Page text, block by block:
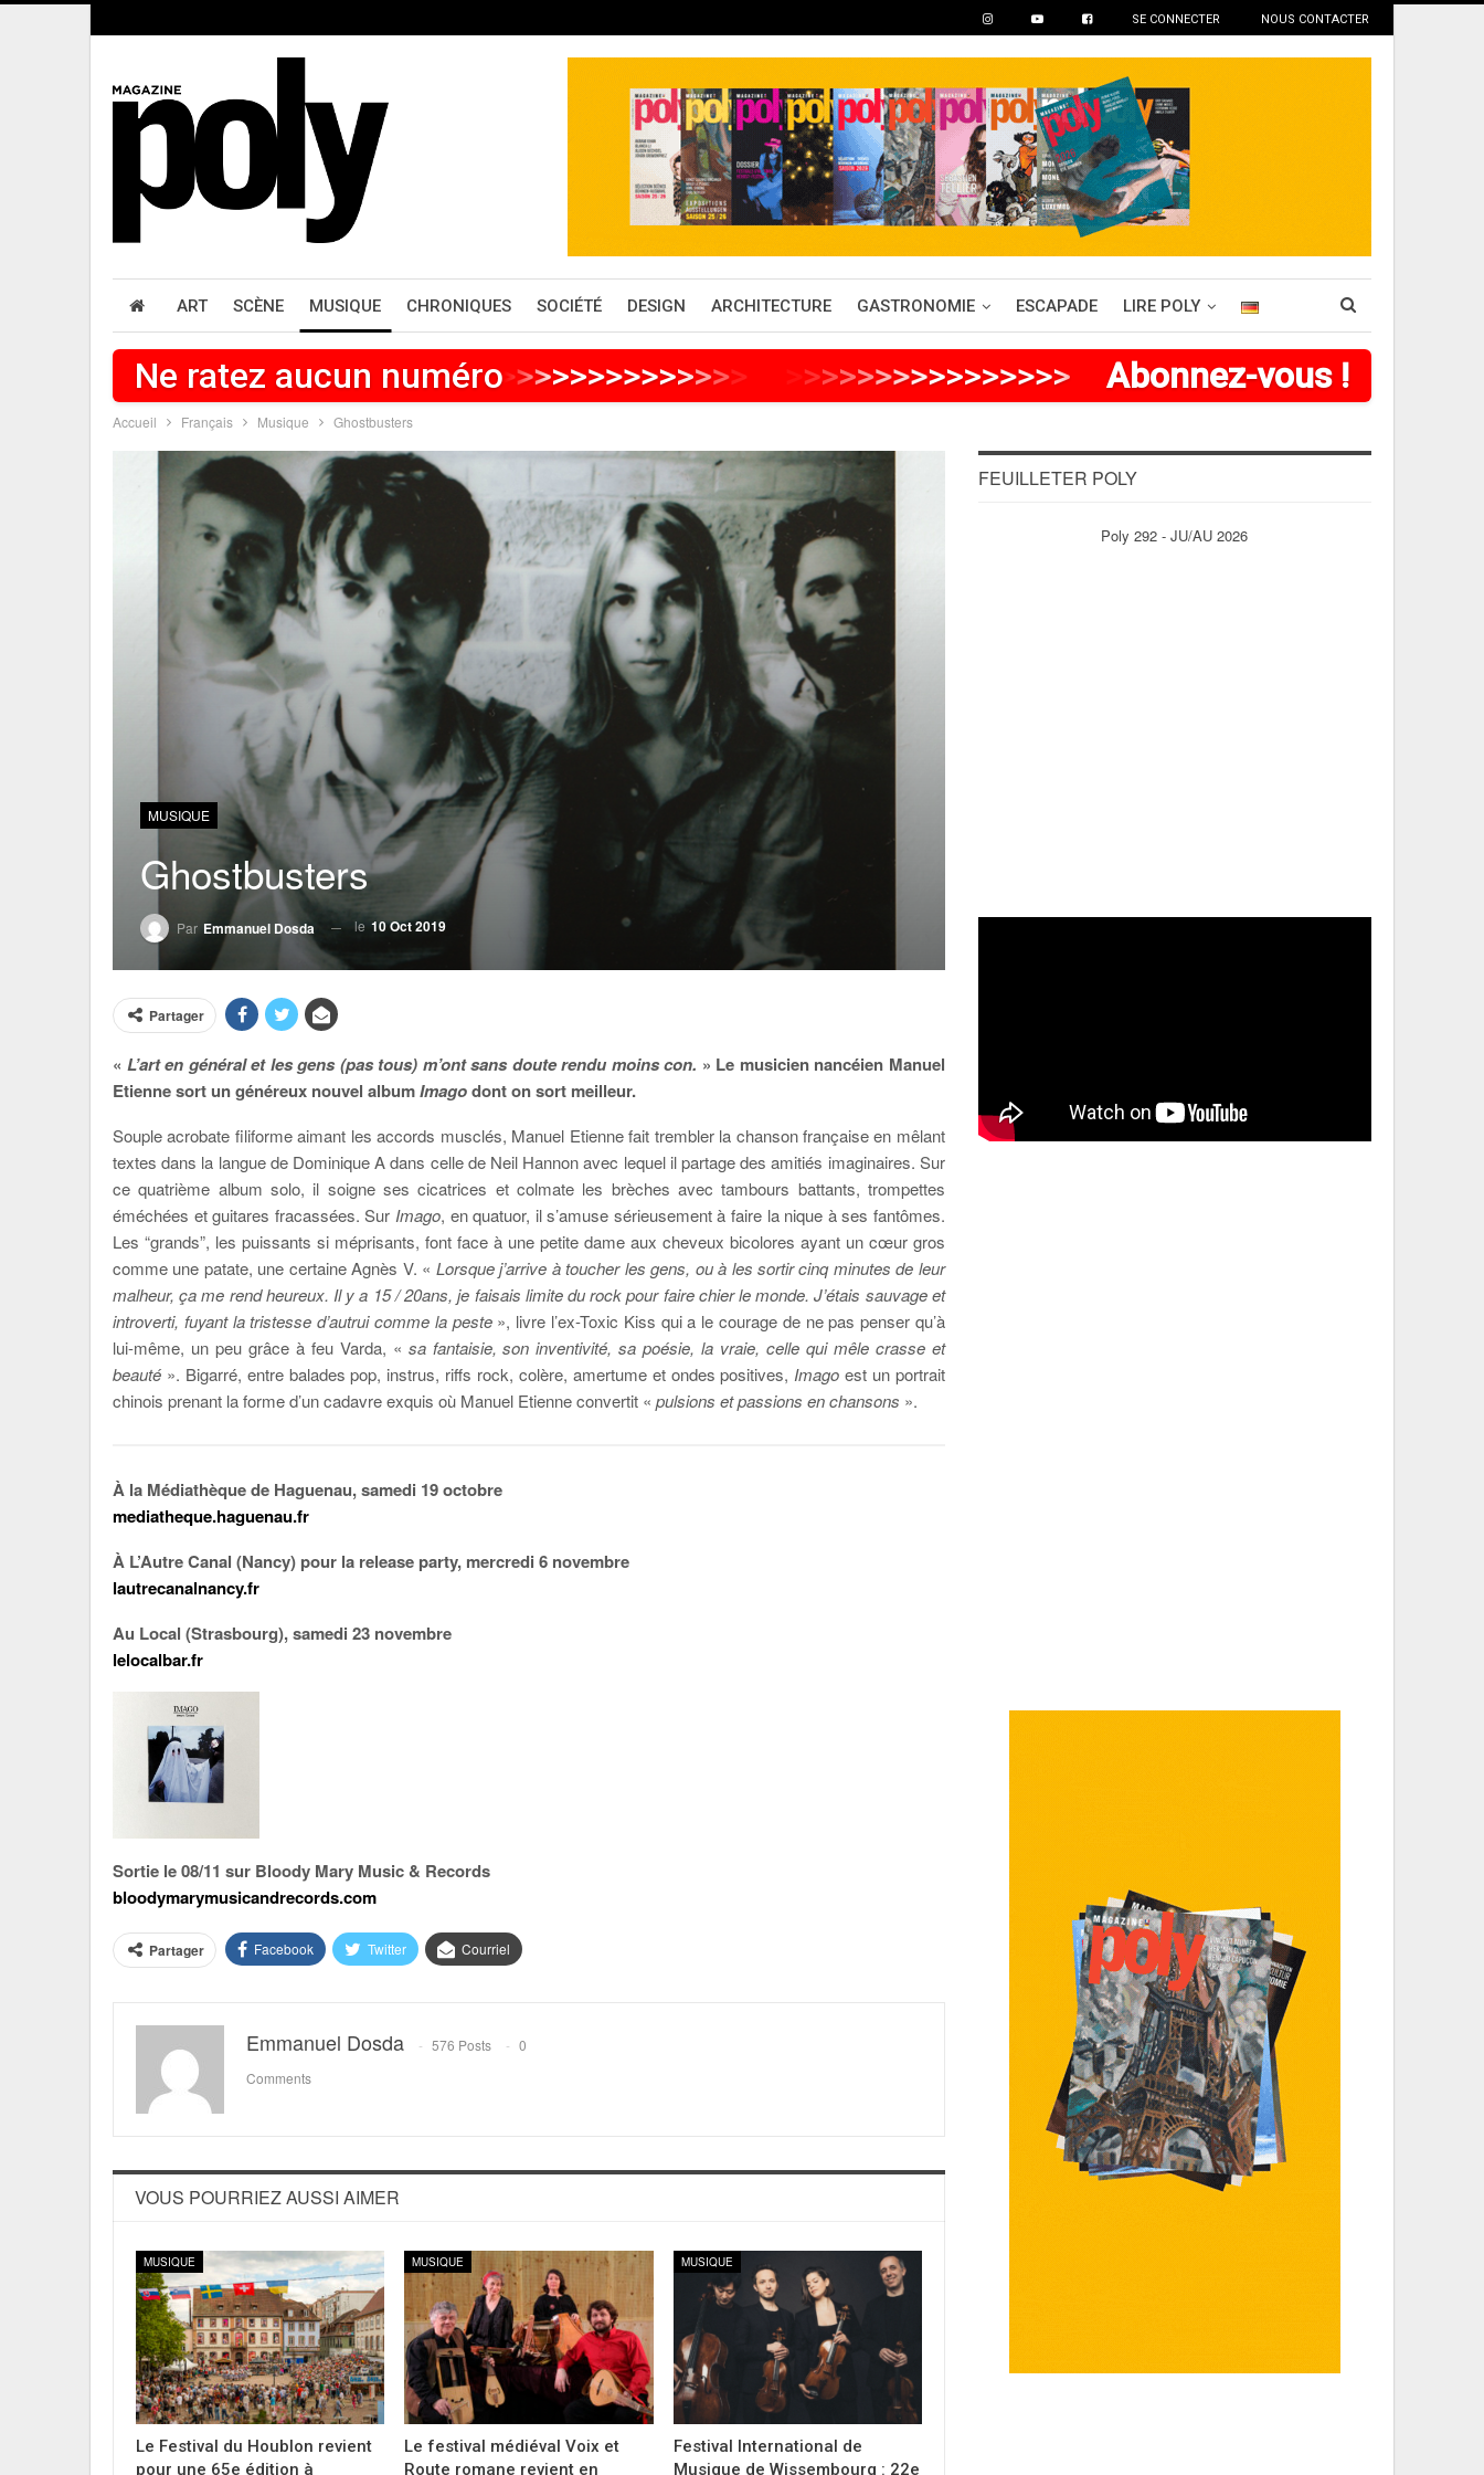
SE CONNECTER NOUS CONTACTER
ART SCÈNE MUSIQUE CHRONIQUES SOCIÉTÉ DESIGN ARCHITECTURE GASTRONOMIE ESCAPADE LIRE POLY
Ne ratez aucun numéro>>>>>>>>>>>>>> >>>>>>> >>>>>>> Abonnez-vous !
Accueil Français Musique Ghostbusters
MUSIQUE
Ghostbusters
Par Emmanuel Dosda le 10 Oct 2019
Partager
« L’art en général et les gens (pas tous) m’ont sans doute rendu moins con. » Le musicien nancéien Manuel
Etienne sort un généreux nouvel albumImagodont on sort meilleur.
Souple acrobate filiforme aimant les accords musclés, Manuel Etienne fait trembler la chanson française en mêlant
textes dans la langue de Dominique A dans celle de Neil Hannon avec lequel il partage des amitiés imaginaires. Sur
ce quatrième album solo, il soigne ses cicatrices et colmate les brèches avec tambours battants, trompettes
éméchées et guitares fracassées. Sur Imago, en quatuor, il s’amuse sérieusement à faire la nique à ses fantômes.
Les “grands”, les puissants si méprisants, font face à une petite dame aux cheveux bicolores ayant un cœur gros
comme une patate, une certaine Agnès V. « Lorsque j’arrive à toucher les gens, ou à les sortir cinq minutes de leur
malheur, ça me rend heureux. Il y a 15 / 20ans, je faisais limite du rock pour faire chier le monde. J’étais sauvage et
introverti, fuyant la tristesse d’autrui comme la peste», livre l’ex-Toxic Kiss qui a le courage de ne pas penser qu’à
lui-même, un peu grâce à feu Varda, « sa fantaisie, son inventivité, sa poésie, la vraie, celle qui mêle crasse et
beauté ». Bigarré, entre balades pop, instrus, riffs rock, colère, amertume et ondes positives, Imago est un portrait
chinois prenant la forme d’un cadavre exquis où Manuel Etienne convertit « pulsions et passions en chansons ».
À la Médiathèque de Haguenau, samedi 19 octobre
mediatheque.haguenau.fr
À L’Autre Canal (Nancy) pour la release party, mercredi 6 novembre
lautrecanalnancy.fr
Au Local (Strasbourg), samedi 23 novembre
lelocalbar.fr
Sortie le 08/11 sur Bloody Mary Music & Records
bloodymarymusicandrecords.com
Partager Facebook Twitter Courriel
Emmanuel Dosda 576 Posts
0
Comments
VOUS POURRIEZ AUSSI AIMER
MUSIQUE
Le Festival du Houblon revient
pour une 65e édition à
MUSIQUE
Le festival médiéval Voix et
Route romane revient en
MUSIQUE
Festival International de
Musique de Wissembourg : 22e
FEUILLETER POLY
Poly 292 - JU/AU 2026